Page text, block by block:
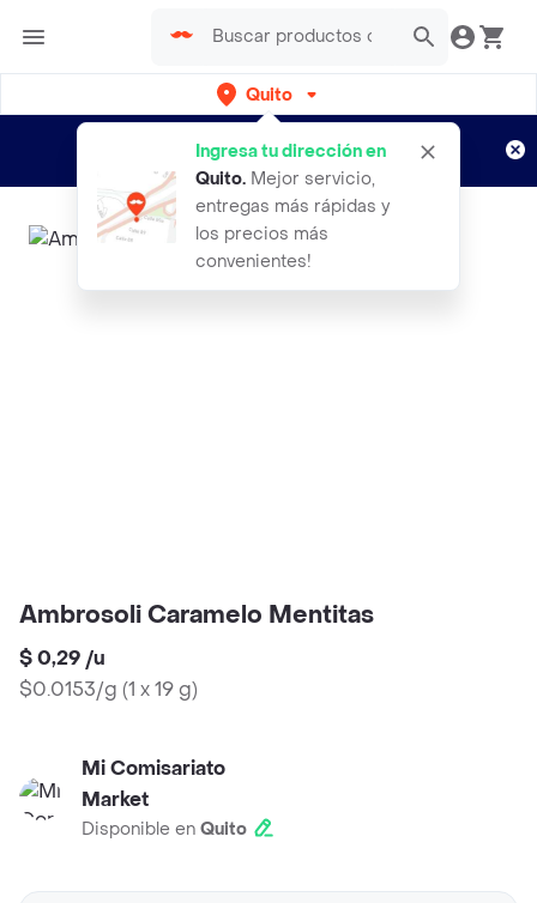
Quito
Ingresa tu dirección en
Quito. Mejor servicio,
entregas más rápidas y
los precios más
convenientes!
envíos gratis por semanas
Aplican TyC
Ambrosoli Caramelo Mentitas
$ 0,29 /u
$0.0153/g (1 x 19 g)
Mi Comisariato
Market
Disponible en Quito